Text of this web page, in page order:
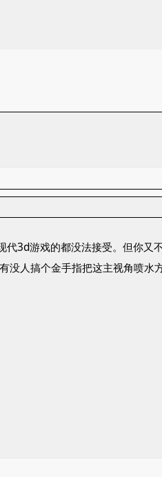
3d游戏的都没法接受。但你又
人搞个金手指把这主视角喷